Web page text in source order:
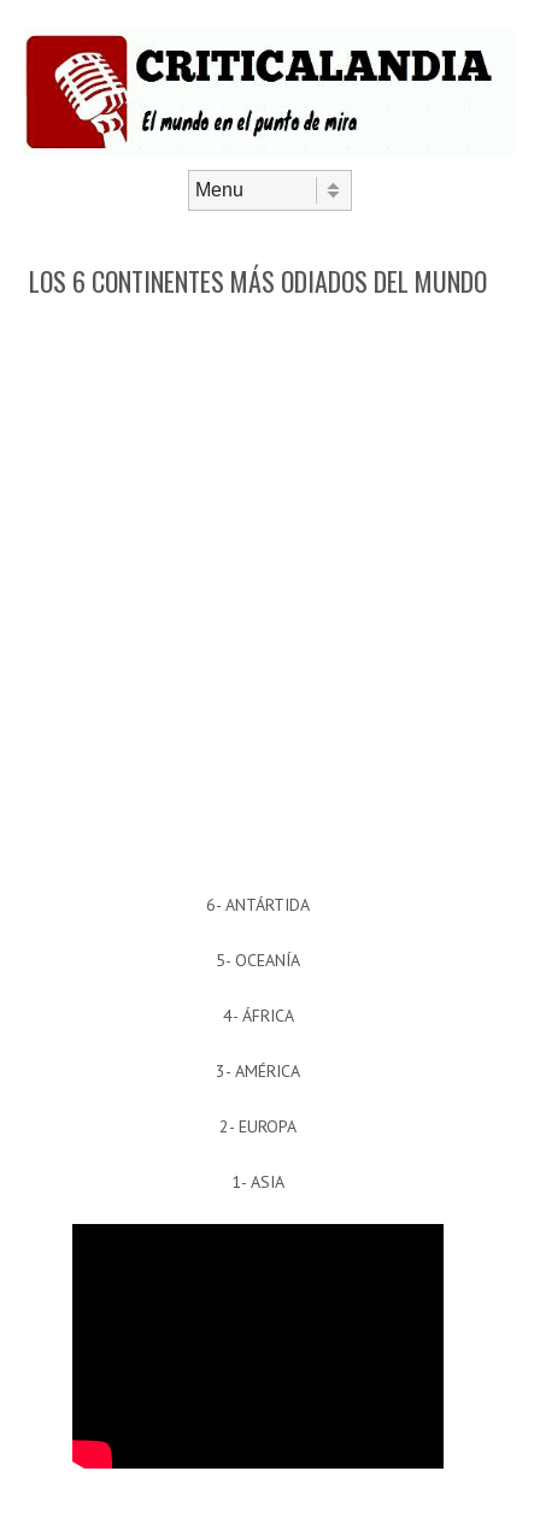
LOS 6 CONTINENTES MÁS ODIADOS DEL MUNDO
6- ANTÁRTIDA
5- OCEANÍA
4- ÁFRICA
3- AMÉRICA
2- EUROPA
1- ASIA